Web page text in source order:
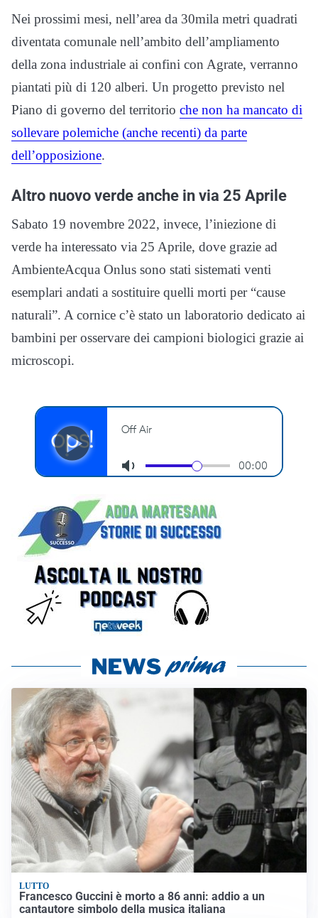
Nei prossimi mesi, nell’area da 30mila metri quadrati
diventata comunale nell’ambito dell’ampliamento
della zona industriale ai confini con Agrate, verranno
piantati più di 120 alberi. Un progetto previsto nel
Piano di governo del territorio che non ha mancato di
sollevare polemiche (anche recenti) da parte
dell’opposizione.
Altro nuovo verde anche in via 25 Aprile
Sabato 19 novembre 2022, invece, l’iniezione di
verde ha interessato via 25 Aprile, dove grazie ad
AmbienteAcqua Onlus sono stati sistemati venti
esemplari andati a sostituire quelli morti per “cause
naturali”. A cornice c’è stato un laboratorio dedicato ai
bambini per osservare dei campioni biologici grazie ai
microscopi.
LUTTO
Francesco Guccini è morto a 86 anni: addio a un
cantautore simbolo della musica italiana